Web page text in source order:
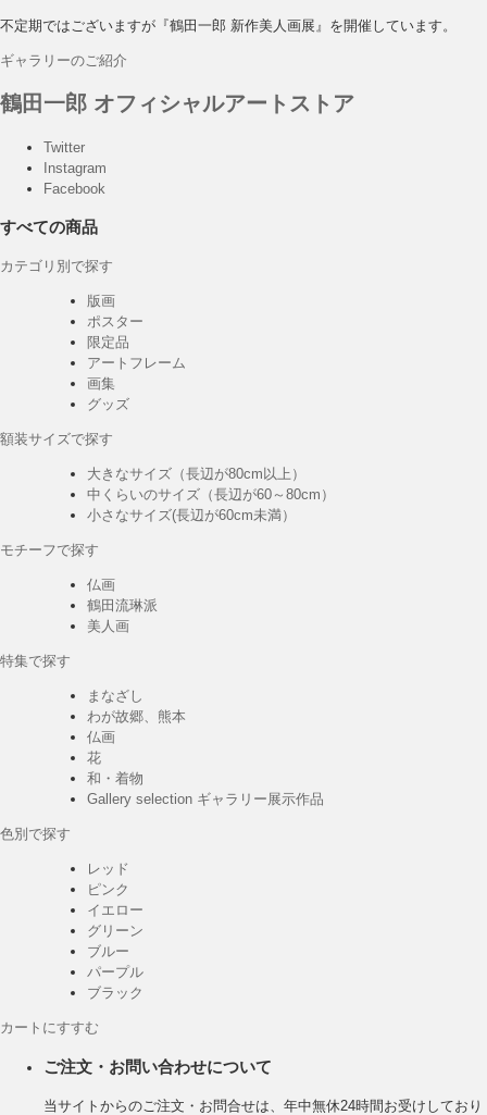
不定期ではございますが『鶴田一郎 新作美人画展』を開催しています。
ギャラリーのご紹介
鶴田一郎 オフィシャルアートストア
Twitter
Instagram
Facebook
すべての商品
カテゴリ別で探す
版画
ポスター
限定品
アートフレーム
画集
グッズ
額装サイズで探す
大きなサイズ（長辺が80cm以上）
中くらいのサイズ（長辺が60～80cm）
小さなサイズ(長辺が60cm未満）
モチーフで探す
仏画
鶴田流琳派
美人画
特集で探す
まなざし
わが故郷、熊本
仏画
花
和・着物
Gallery selection ギャラリー展示作品
色別で探す
レッド
ピンク
イエロー
グリーン
ブルー
パープル
ブラック
カートにすすむ
ご注文・お問い合わせについて
当サイトからのご注文・お問合せは、年中無休24時間お受けしており